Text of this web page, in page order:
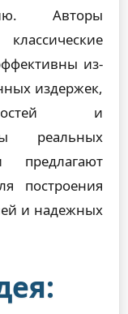
Авторы
из-
издержек,
и
реальных
построения
и надежных